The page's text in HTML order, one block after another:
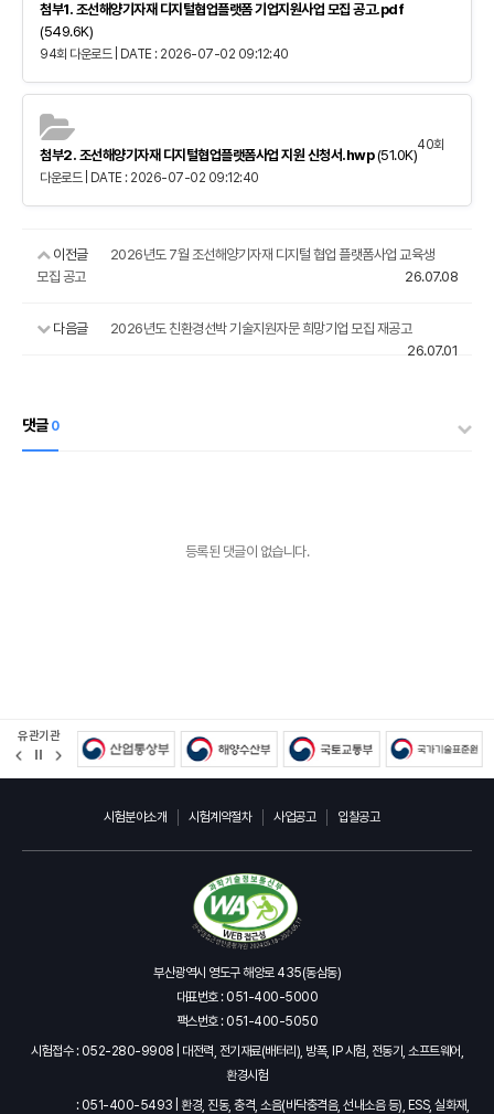
첨부1. 조선해양기자재 디지털협업플랫폼 기업지원사업 모집 공고.pdf
(549.6K)
94회 다운로드 | DATE : 2026-07-02 09:12:40
첨부2. 조선해양기자재 디지털협업플랫폼사업 지원 신청서.hwp (51.0K)
40회
다운로드 | DATE : 2026-07-02 09:12:40
이전글
2026년도 7월 조선해양기자재 디지털 협업 플랫폼사업 교육생
모집 공고
26.07.08
다음글
2026년도 친환경선박 기술지원자문 희망기업 모집 재공고
26.07.01
댓글0
등록된 댓글이 없습니다.
유관기관
정
지
시험분야소개 시험계약절차 사업공고 입찰공고
부산광역시 영도구 해양로 435(동삼동)
대표번호 : 051-400-5000
팩스번호 : 051-400-5050
시험접수 : 052-280-9908 | 대전력, 전기재료(배터리), 방폭, IP 시험, 전동기, 소프트웨어,
환경시험
: 051-400-5493 | 환경, 진동, 충격, 소음(바닥충격음, 선내소음 등), ESS, 실화재,